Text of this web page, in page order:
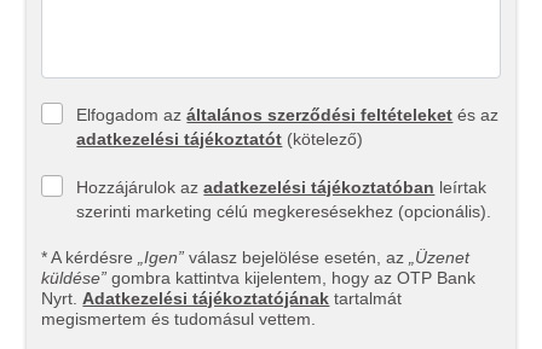
Elfogadom azáltalános szerződési feltételeket és az
adatkezelési tájékoztatót (kötelező)
Hozzájárulok azadatkezelési tájékoztatóban leírtak
szerinti marketing célú megkeresésekhez (opcionális).
* A kérdésre „Igen” válasz bejelölése esetén, az
„Üzenet
küldése” gombra kattintva kijelentem, hogy az OTP Bank
Nyrt. Adatkezelési tájékoztatójának tartalmát
megismertem és tudomásul vettem.